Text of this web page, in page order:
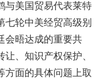
与美国贸易代表莱特
七轮中美经贸高级别
会晤达成的重要共
、知识产权保护、
方面的具体问题上取